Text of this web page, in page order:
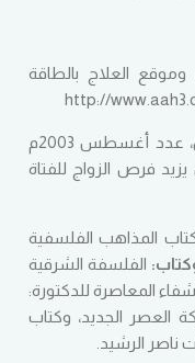
ينظر: القوة النفسية للأهرام: 12 ، وموقع العلاج بالطاقة
http://
[6] ينظر: مجلة الدليل إلى الطب البديل، عدد أغسطس 2003م
يزيد فرص الزواج للفتاة
المذاهب الفلسفية
الفلسفة الشرقية
المعاصرة للدكتورة:
العصر الجديد، وكتاب
ناصر الرشيد.